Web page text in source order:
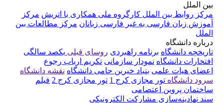
بین الملل
مرکز روابط بین الملل کارگروه ملی همکاری با اتریش مرکز
آموزش زبان فارسی به غیر فارسی زبانان مرکز مطالعات بین
الملل
درباره دانشگاه
تاریخچه دانشگاه برنامه راهبردی روسای قبلی یکصد سالگی
افتخارات دانشگاه نمودار سازمانی تکریم ارباب رجوع
اعضای هیات علمی بنیاد خیرین حامی دانشگاه نقشه دانشگاه
سرود دانشگاه تور مجازی کرج 1 تور مجازی کرج 2
فیلم
ساختمان پروین اعتصامی
سند نهادینه‌سازی مشارکت الکترونیکی